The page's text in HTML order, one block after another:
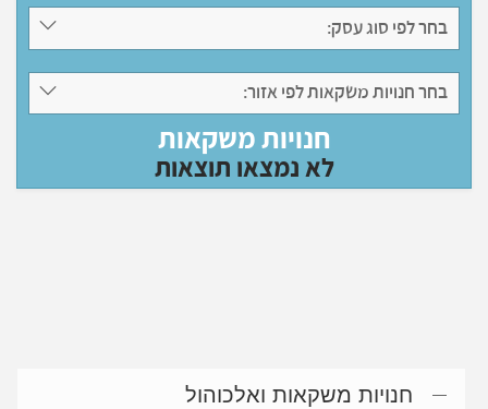
בחר לפי סוג עסק:
בחר חנויות משקאות לפי אזור:
חנויות משקאות
לא נמצאו תוצאות
חנויות משקאות ואלכוהול